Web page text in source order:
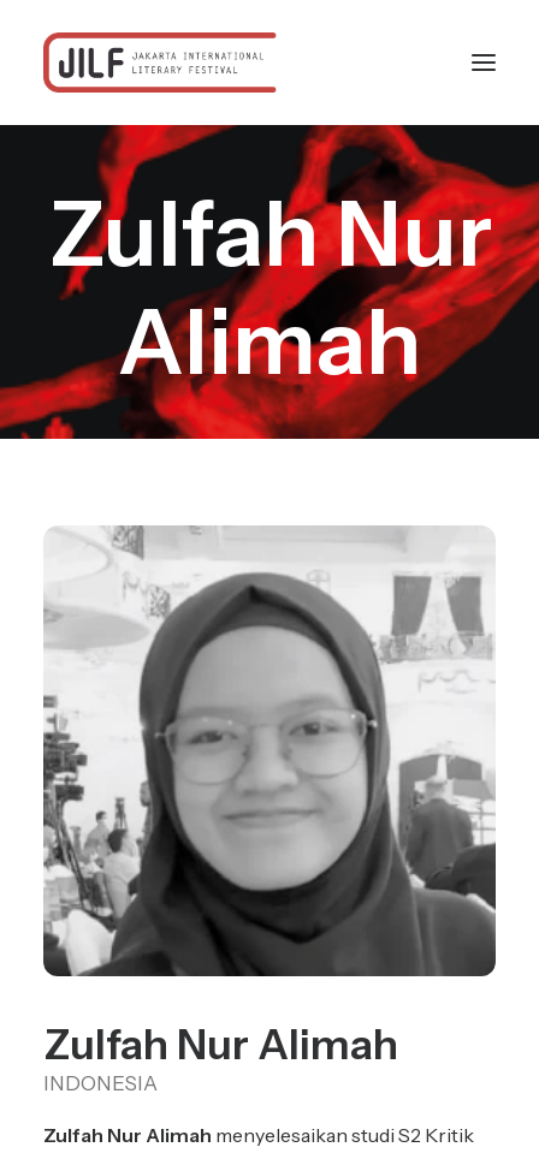
Beranda
Festival
Program
Profil
Rekanan
Search
Zulfah Nur
Alimah
Zulfah Nur Alimah
INDONESIA
Zulfah Nur Alimah menyelesaikan studi S2 Kritik